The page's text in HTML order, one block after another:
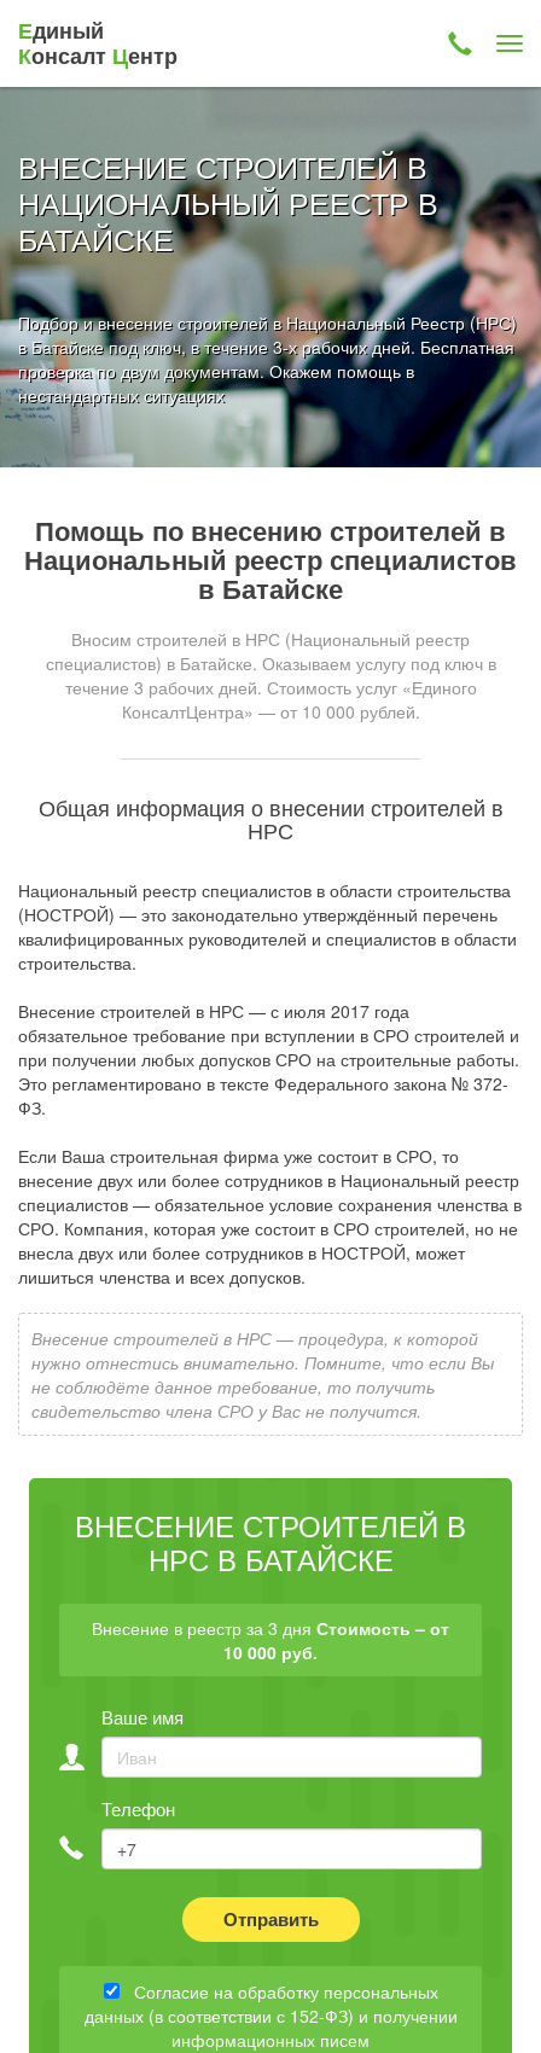
Единый
Консалт Центр
ВНЕСЕНИЕ СТРОИТЕЛЕЙ В
НАЦИОНАЛЬНЫЙ РЕЕСТР В
БАТАЙСКЕ
Подбор и внесение строителей в Национальный Реестр (НРС)
в Батайске под ключ, в течение 3-х рабочих дней. Бесплатная
проверка по двум документам. Окажем помощь в
нестандартных ситуациях
Помощь по внесению строителей в
Национальный реестр специалистов
в Батайске
Вносим строителей в НРС (Национальный реестр
специалистов) в Батайске. Оказываем услугу под ключ в
течение 3 рабочих дней. Стоимость услуг «Единого
КонсалтЦентра» — от 10 000 рублей.
Общая информация о внесении строителей в
НРС
Национальный реестр специалистов в области строительства
(НОСТРОЙ) — это законодательно утверждённый перечень
квалифицированных руководителей и специалистов в области
строительства.
Внесение строителей в НРС — с июля 2017 года
обязательное требование при вступлении в СРО строителей и
при получении любых допусков СРО на строительные работы.
Это регламентировано в тексте Федерального закона № 372-
ФЗ.
Если Ваша строительная фирма уже состоит в СРО, то
внесение двух или более сотрудников в Национальный реестр
специалистов — обязательное условие сохранения членства в
СРО. Компания, которая уже состоит в СРО строителей, но не
внесла двух или более сотрудников в НОСТРОЙ, может
лишиться членства и всех допусков.
Внесение строителей в НРС — процедура, к которой
нужно отнестись внимательно. Помните, что если Вы
не соблюдёте данное требование, то получить
свидетельство члена СРО у Вас не получится.
ВНЕСЕНИЕ СТРОИТЕЛЕЙ В
НРС В БАТАЙСКЕ
Внесение в реестр за 3 дня Стоимость – от
10 000 руб.
Ваше имя
Телефон
Отправить
Согласие на обработку персональных
данных (в соответствии с 152-ФЗ) и получении
информационных писем